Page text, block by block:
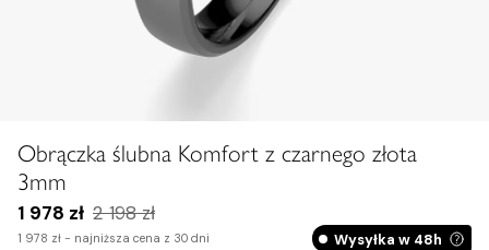
Obrączka ślubna Komfort z czarnego złota
3mm
1 978 zł 2 198 zł
1 978 zł - najniższa cena z 30 dni Wysyłka w 48h